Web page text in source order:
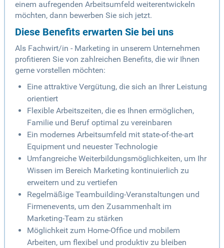
einem aufregenden Arbeitsumfeld weiterentwickeln
möchten, dann bewerben Sie sich jetzt.
Diese Benefits erwarten Sie bei uns
Als Fachwirt/in - Marketing in unserem Unternehmen
profitieren Sie von zahlreichen Benefits, die wir Ihnen
gerne vorstellen möchten:
Eine attraktive Vergütung, die sich an Ihrer Leistung
orientiert
Flexible Arbeitszeiten, die es Ihnen ermöglichen,
Familie und Beruf optimal zu vereinbaren
Ein modernes Arbeitsumfeld mit state-of-the-art
Equipment und neuester Technologie
Umfangreiche Weiterbildungsmöglichkeiten, um Ihr
Wissen im Bereich Marketing kontinuierlich zu
erweitern und zu vertiefen
Regelmäßige Teambuilding-Veranstaltungen und
Firmenevents, um den Zusammenhalt im
Marketing-Team zu stärken
Möglichkeit zum Home-Office und mobilem
Arbeiten, um flexibel und produktiv zu bleiben